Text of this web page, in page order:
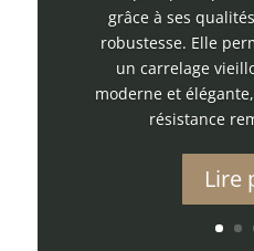
grâce à ses
robustesse. Elle
un carrelage
moderne et
résistance
Lire